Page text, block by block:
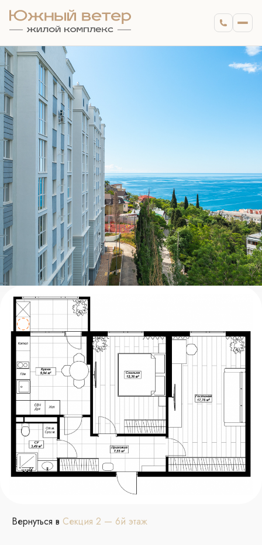
Вернуться в Секция 2 — 6й этаж